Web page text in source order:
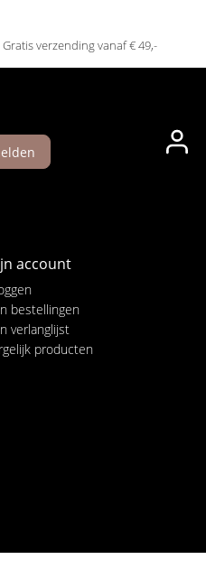
Gratis verzending vanaf € 49,-
account
bestellingen
verlanglijst
producten